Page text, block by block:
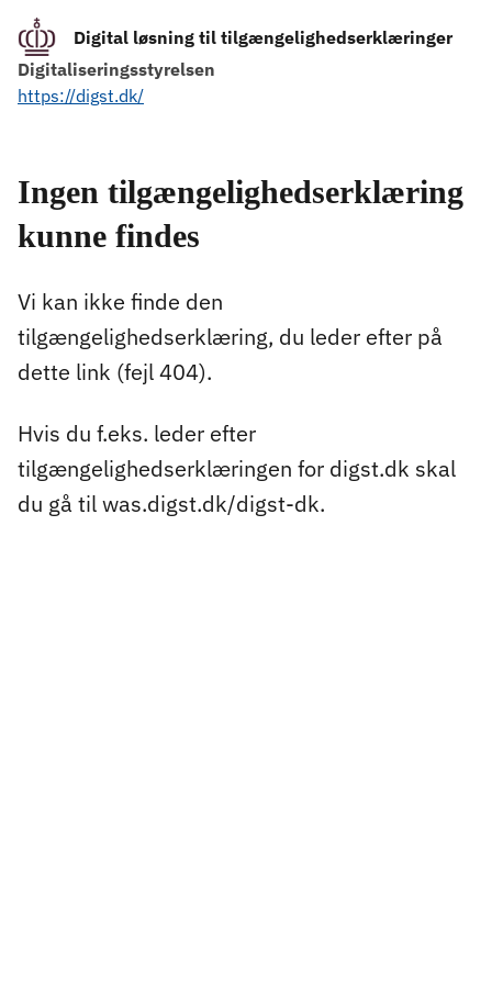
Digital løsning til tilgængelighedserklæringer
Digitaliseringsstyrelsen
https://digst.dk/
Ingen tilgængelighedserklæring
kunne findes
Vi kan ikke finde den
tilgængelighedserklæring, du leder efter på
dette link (fejl 404).
Hvis du f.eks. leder efter
tilgængelighedserklæringen for digst.dk skal
du gå til was.digst.dk/digst-dk.